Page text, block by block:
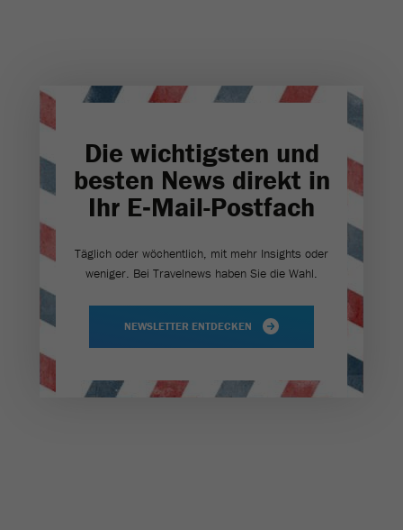
Die wichtigsten und
besten News direkt in
Ihr E‑Mail-Postfach
Täglich oder wöchentlich, mit mehr Insights oder
weniger. Bei Travel­news haben Sie die Wahl.
NEWSLETTER ENTDECKEN